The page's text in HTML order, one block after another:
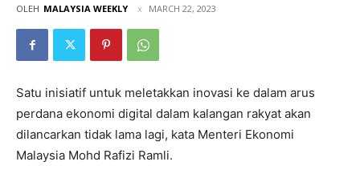
OLEH MALAYSIA WEEKLY MARCH 22, 2023
Satu inisiatif untuk meletakkan inovasi ke dalam arus
perdana ekonomi digital dalam kalangan rakyat akan
dilancarkan tidak lama lagi, kata Menteri Ekonomi
Malaysia Mohd Rafizi Ramli.